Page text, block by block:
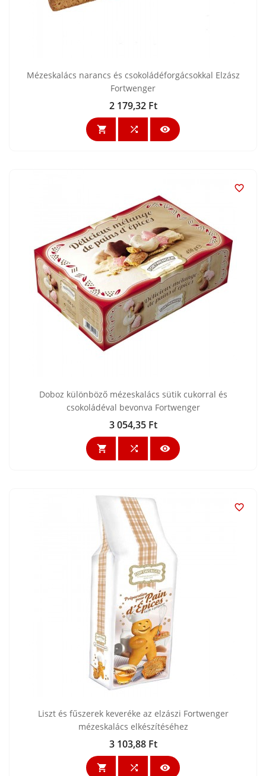
Mézeskalács narancs és csokoládéforgácsokkal Elzász
Fortwenger
Ár
2 179,32 Ft
  

Doboz különböző mézeskalács sütik cukorral és
csokoládéval bevonva Fortwenger
Ár
3 054,35 Ft
  

Liszt és fűszerek keveréke az elzászi Fortwenger
mézeskalács elkészítéséhez
Ár
3 103,88 Ft
  